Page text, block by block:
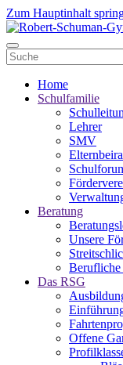
Zum Hauptinhalt
Home
Schulfamilie
Lehrer
SMV
Beratung
Unsere
Das RSG
Offene